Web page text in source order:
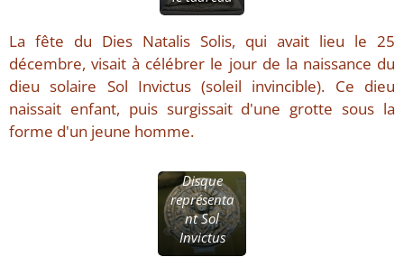
La fête du Dies Natalis Solis, qui avait lieu le 25
décembre, visait à célébrer le jour de la naissance du
dieu solaire Sol Invictus (soleil invincible). Ce dieu
naissait enfant, puis surgissait d'une grotte sous la
forme d'un jeune homme.
Disque
représenta
nt Sol
Invictus